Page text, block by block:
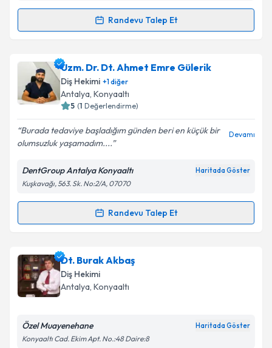
kapsamda işlenmesini kabul ediyorum.
Randevu Talep Et
Randevu Takvimi Talebi
Dt. Binnur Toysal Yiğitbaşı için randevu takvimi
talebi oluşturun. Size bu uzmandan randevu almanız
için bir takvim hazırlandığında e-posta ile
bilgilendireceğiz.
E-posta Adresiniz
Kişisel verilerimin işlenmesine ilişkin
Metni'ni okudum ve kişisel verilerimin belirtilen
kapsamda işlenmesini kabul ediyorum.
Uzm. Dr. Dt. Ahmet Emre Gülerik
Diş Hekimi +1diğer
Antalya, Konyaaltı
5 (1 Değerlendirme)
Burada tedaviye başladığım günden beri en küçük bir
olumsuzluk yaşamadım....
Devamı
DentGroup Antalya Konyaaltı Haritada Göster
Kuşkavağı, 563. Sk. No:2/A, 07070
Randevu Talep Et
Randevu Takvimi Talebi
Uzm. Dr. Dt. Ahmet Emre Gülerik
takvimi talebi oluşturun. Size bu uzmandan randevu
almanız için bir takvim hazırlandığında e-posta ile
bilgilendireceğiz.
Dt. Burak Akbaş
Diş Hekimi
Antalya, Konyaaltı
Özel Muayenehane Haritada Göster
Konyaaltı Cad. Ekim Apt. No.:48 Daire:8